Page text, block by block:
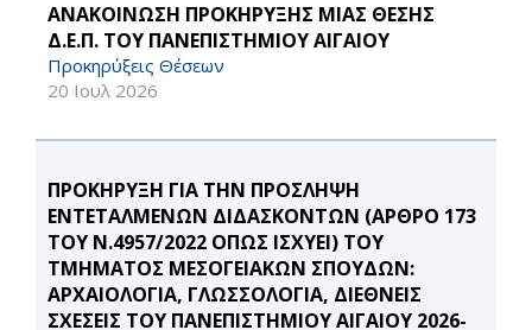
ΑΝΑΚΟΙΝΩΣΗ ΠΡΟΚΗΡΥΞΗΣ ΜΙΑΣ ΘΕΣΗΣ
Δ.Ε.Π. ΤΟΥ ΠΑΝΕΠΙΣΤΗΜΙΟΥ ΑΙΓΑΙΟΥ
Προκηρύξεις Θέσεων
20 Ιουλ 2026
ΠΡΟΚΗΡΥΞΗ ΓΙΑ ΤΗΝ ΠΡΟΣΛΗΨΗ
ΕΝΤΕΤΑΛΜΕΝΩΝ ΔΙΔΑΣΚΟΝΤΩΝ (ΑΡΘΡΟ 173
ΤΟΥ Ν.4957/2022 ΟΠΩΣ ΙΣΧΥΕΙ) ΤΟΥ
ΤΜΗΜΑΤΟΣ ΜΕΣΟΓΕΙΑΚΩΝ ΣΠΟΥΔΩΝ:
ΑΡΧΑΙΟΛΟΓΙΑ, ΓΛΩΣΣΟΛΟΓΙΑ, ΔΙΕΘΝΕΙΣ
ΣΧΕΣΕΙΣ ΤΟΥ ΠΑΝΕΠΙΣΤΗΜΙΟΥ ΑΙΓΑΙΟΥ 2026-